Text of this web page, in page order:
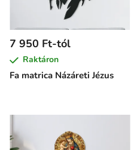
Fa matrica Názáreti Jézus
7 950 Ft-tól
Raktáron